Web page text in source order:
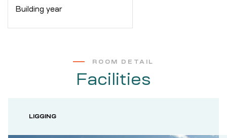
Building year
ROOM DETAIL
Facilities
LIGGING